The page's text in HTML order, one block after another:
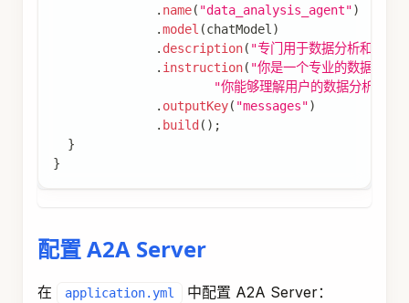
. name( "data_analysis_agent")
.model (chatModel)
. description( "专门用于数据分析和统计
. instruction( "你是一个专业的数据分析
"你能够理解用户的数据分析需求
. outputKey( "messages")
. build ( ) ;
}
}
配置 A2A Server
在 application.yml 中配置 A2A Server：